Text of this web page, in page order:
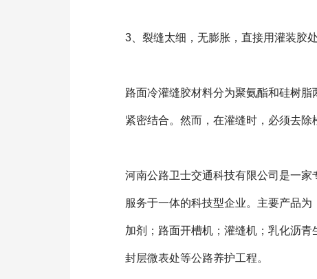
3、裂缝太细，无膨胀，直接用灌装胶
路面冷灌缝胶材料分为聚氨酯和硅树
紧密结合。然而，在灌缝时，必须去除
河南公路卫士交通科技有限公司是一家
服务于一体的科技型企业。主要产品
加剂；路面开槽机；灌缝机；乳化沥
封层微表处等公路养护工程。